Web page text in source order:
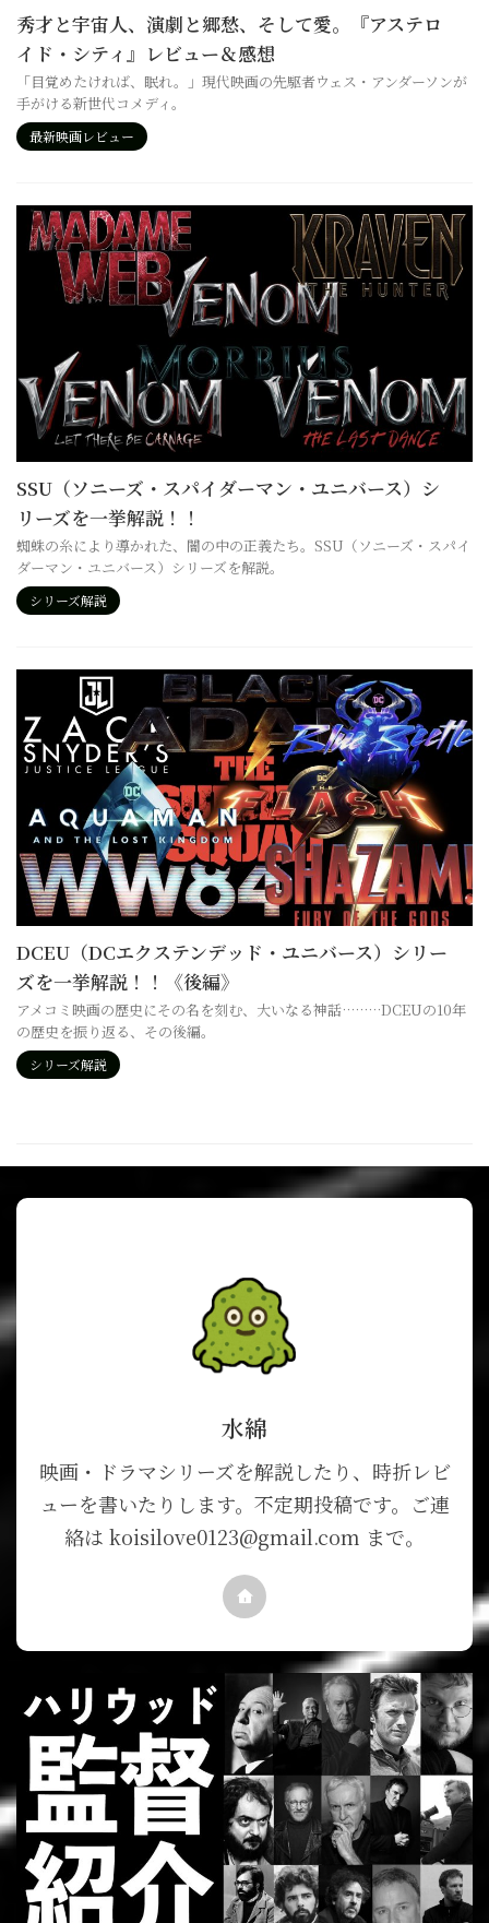
秀才と宇宙人、演劇と郷愁、そして愛。『アステロ
イド・シティ』レビュー＆感想
「目覚めたければ、眠れ。」現代映画の先駆者ウェス・アンダーソンが
手がける新世代コメディ。
最新映画レビュー
SSU（ソニーズ・スパイダーマン・ユニバース）シ
リーズを一挙解説！！
蜘蛛の糸により導かれた、闇の中の正義たち。SSU（ソニーズ・スパイ
ダーマン・ユニバース）シリーズを解説。
シリーズ解説
DCEU（DCエクステンデッド・ユニバース）シリー
ズを一挙解説！！《後編》
アメコミ映画の歴史にその名を刻む、大いなる神話………DCEUの10年
の歴史を振り返る、その後編。
シリーズ解説
水綿
映画・ドラマシリーズを解説したり、時折レビ
ューを書いたりします。不定期投稿です。ご連
絡は koisilove0123@gmail.com まで。